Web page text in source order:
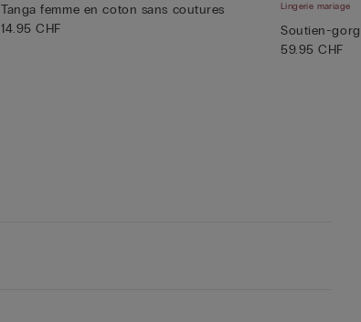
Tanga femme en coton sans coutures
14.95 CHF
Lingerie mariage
Soutien-
59.95 CHF